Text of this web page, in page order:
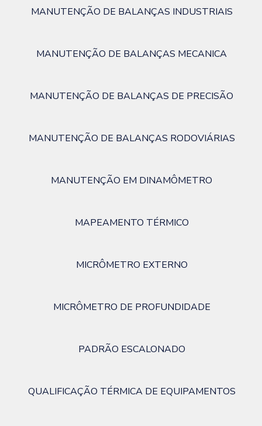
MANUTENÇÃO DE BALANÇAS INDUSTRIAIS
MANUTENÇÃO DE BALANÇAS MECANICA
MANUTENÇÃO DE BALANÇAS DE PRECISÃO
MANUTENÇÃO DE BALANÇAS RODOVIÁRIAS
MANUTENÇÃO EM DINAMÔMETRO
MAPEAMENTO TÉRMICO
MICRÔMETRO EXTERNO
MICRÔMETRO DE PROFUNDIDADE
PADRÃO ESCALONADO
QUALIFICAÇÃO TÉRMICA DE EQUIPAMENTOS